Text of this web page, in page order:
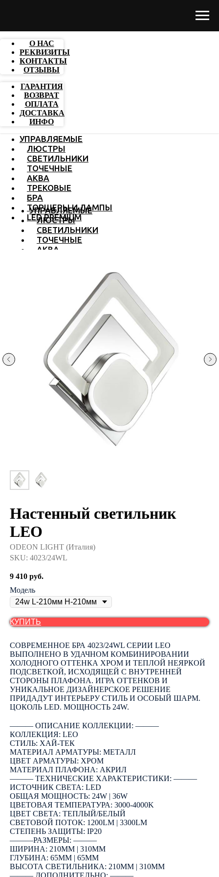
О НАС
РЕКВИЗИТЫ
КОНТАКТЫ
ОТЗЫВЫ
ГАРАНТИЯ
ВОЗВРАТ
ОПЛАТА
ДОСТАВКА
ИНФО
УПРАВЛЯЕМЫЕ
ЛЮСТРЫ
СВЕТИЛЬНИКИ
ТОЧЕЧНЫЕ
АКВА
ТРЕКОВЫЕ
БРА
ТОРШЕРЫ И ЛАМПЫ
LED PREMIUM
УПРАВЛЯЕМЫЕ
ЛЮСТРЫ
СВЕТИЛЬНИКИ
ТОЧЕЧНЫЕ
АКВА
ТОРШЕРЫ И ЛАМПЫ
Настенный светильник
LEO
ODEON LIGHT (Италия)
SKU: 4023/24WL
9 410 руб.
Модель
КУПИТЬ
СОВРЕМЕННОЕ БРА 4023/24WL СЕРИИ LEO
ВЫПОЛНЕНО В УДАЧНОМ КОМБИНИРОВАНИИ
ХОЛОДНОГО ОТТЕНКА ХРОМ И ТЕПЛОЙ НЕЯРКОЙ
ПОДСВЕТКОЙ, ИСХОДЯЩЕЙ С ВНУТРЕННЕЙ
СТОРОНЫ ПЛАФОНА. ИГРА ОТТЕНКОВ И
УНИКАЛЬНОЕ ДИЗАЙНЕРСКОЕ РЕШЕНИЕ
ПРИДАДУТ ИНТЕРЬЕРУ СТИЛЬ И ОСОБЫЙ ШАРМ.
ЦОКОЛЬ LED. МОЩНОСТЬ 24W.
――― ОПИСАНИЕ КОЛЛЕКЦИИ: ―――
КОЛЛЕКЦИЯ: LEO
СТИЛЬ: ХАЙ-ТЕК
МАТЕРИАЛ АРМАТУРЫ: МЕТАЛЛ
ЦВЕТ АРМАТУРЫ: ХРОМ
МАТЕРИАЛ ПЛАФОНА: АКРИЛ
――― ТЕХНИЧЕСКИЕ ХАРАКТЕРИСТИКИ: ―――
ИСТОЧНИК СВЕТА: LED
ОБЩАЯ МОЩНОСТЬ: 24W | 36W
ЦВЕТОВАЯ ТЕМПЕРАТУРА: 3000-4000K
ЦВЕТ СВЕТА: ТЕПЛЫЙ/БЕЛЫЙ
СВЕТОВОЙ ПОТОК: 1200LM | 3300LM
СТЕПЕНЬ ЗАЩИТЫ: IP20
―――РАЗМЕРЫ: ―――
ШИРИНА: 210ММ | 310ММ
ГЛУБИНА: 65ММ | 65ММ
ВЫСОТА СВЕТИЛЬНИКА: 210ММ | 310ММ
――― ДОПОЛНИТЕЛЬНО: ―――